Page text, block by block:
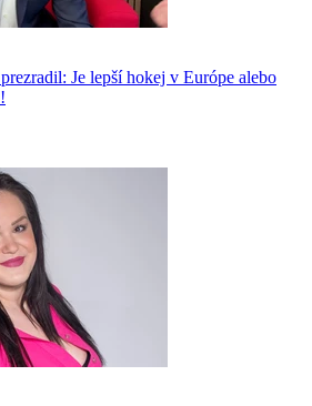
Je lepší hokej v Európe alebo